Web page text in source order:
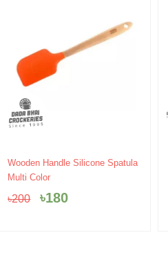
Wooden Handle Silicone Spatula
Multi Color
৳200
Original
price
৳200.
৳180
Current
৳180.